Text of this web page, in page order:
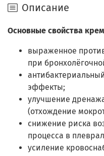
Описание
Основные свойства
выраженное
при
эффекты;
улучшение
(отхождение
снижение риска
процесса в
усиление